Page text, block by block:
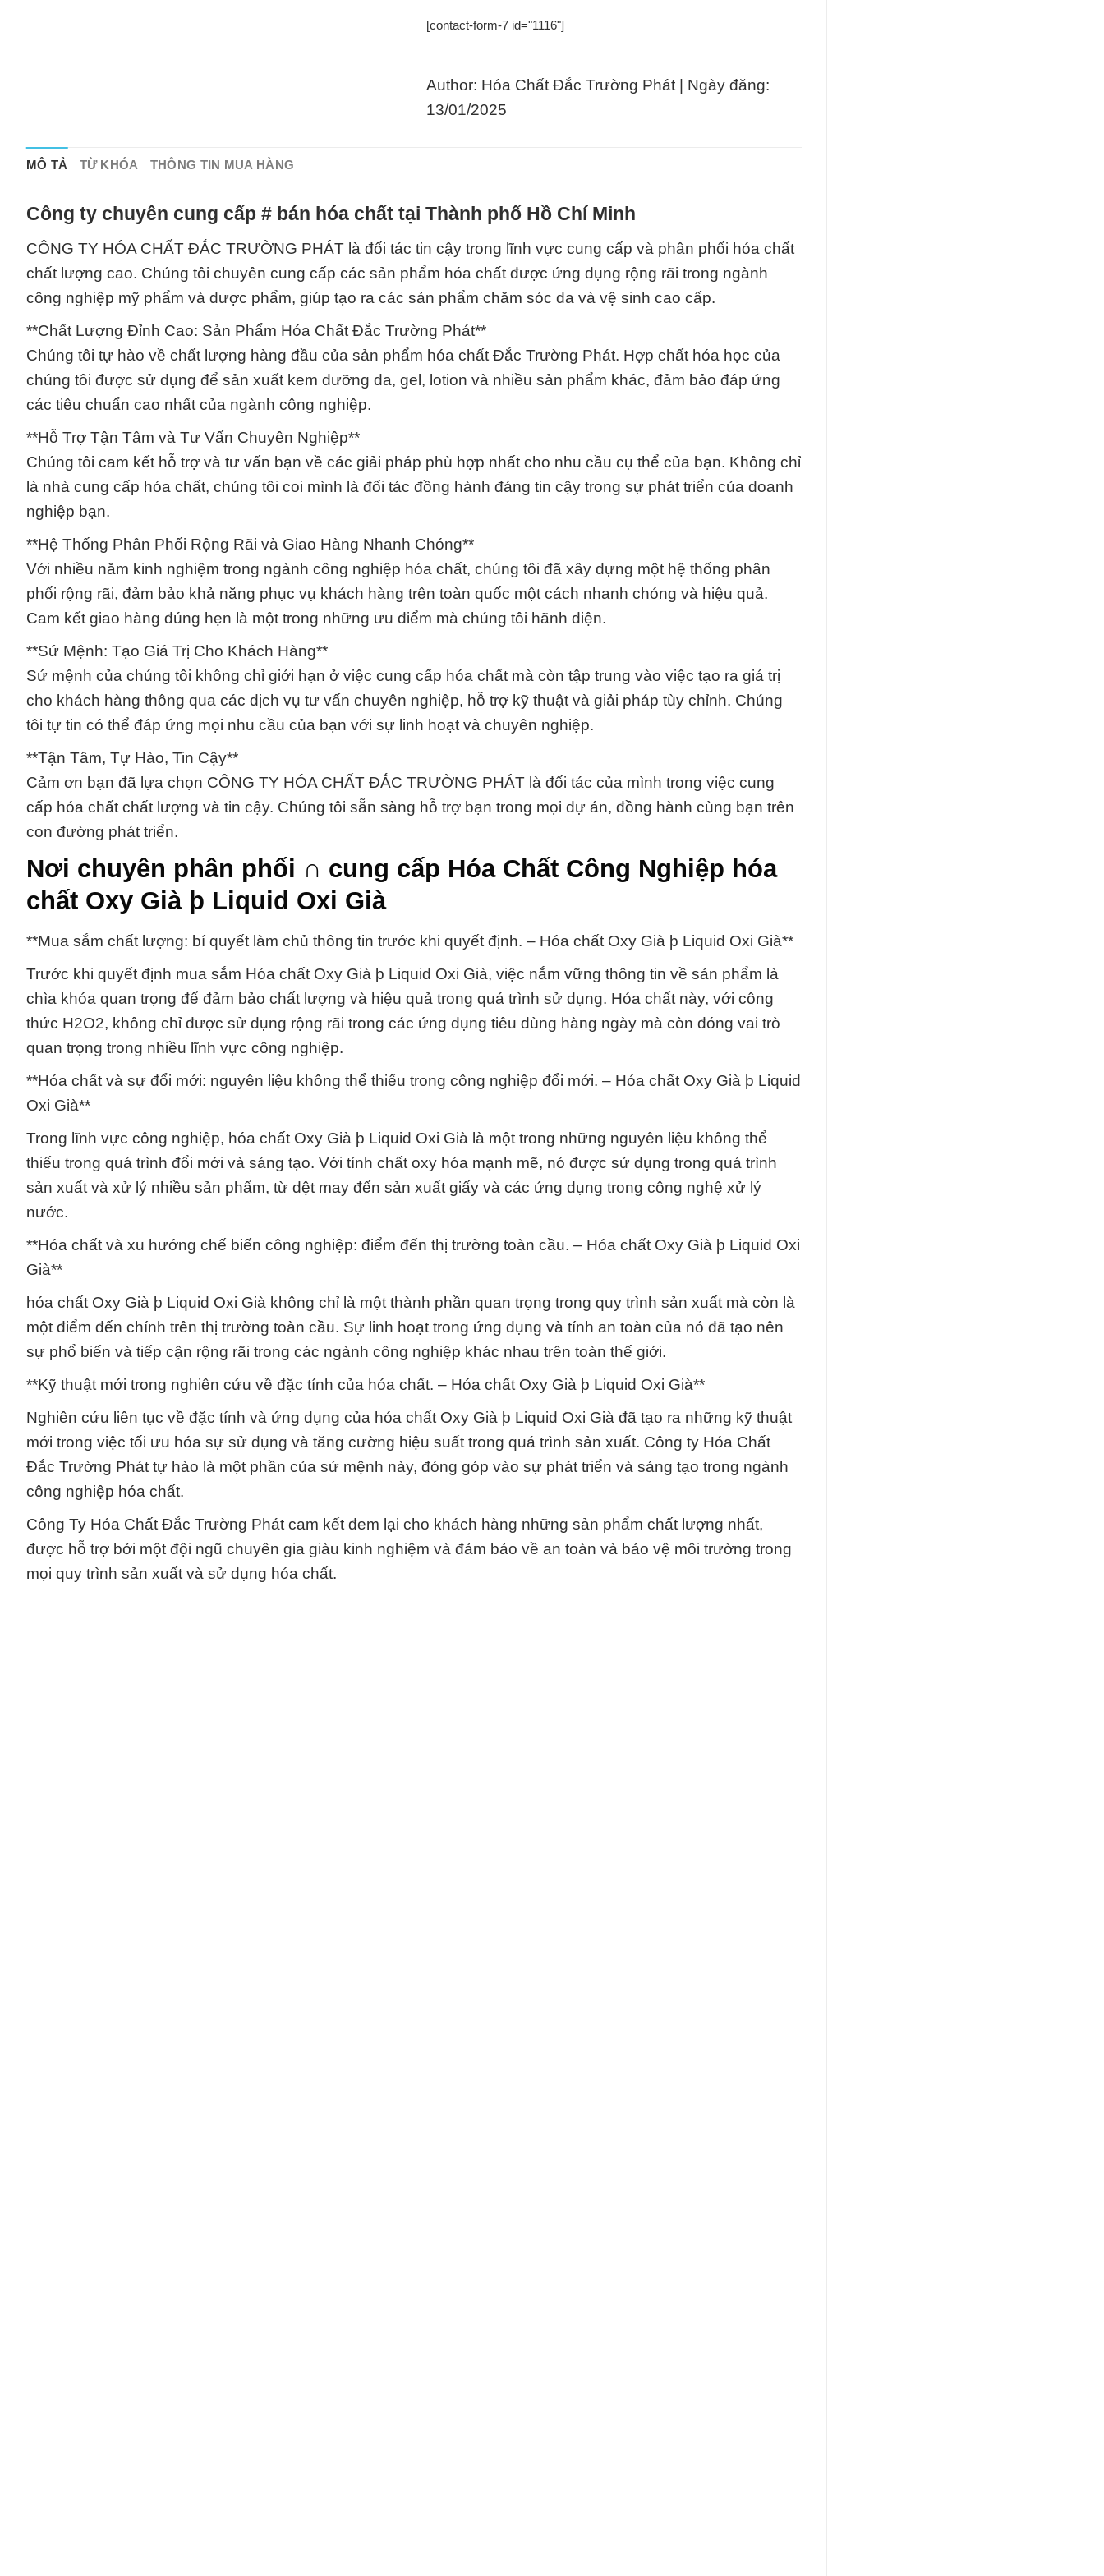
[contact-form-7 id="1116"]
Author: Hóa Chất Đắc Trường Phát | Ngày đăng:
13/01/2025
MÔ TẢ TỪ KHÓA THÔNG TIN MUA HÀNG
Công ty chuyên cung cấp # bán hóa chất tại Thành phố Hồ Chí Minh
CÔNG TY HÓA CHẤT ĐẮC TRƯỜNG PHÁT là đối tác tin cậy trong lĩnh vực cung cấp và phân phối hóa chất
chất lượng cao. Chúng tôi chuyên cung cấp các sản phẩm hóa chất được ứng dụng rộng rãi trong ngành
công nghiệp mỹ phẩm và dược phẩm, giúp tạo ra các sản phẩm chăm sóc da và vệ sinh cao cấp.
**Chất Lượng Đỉnh Cao: Sản Phẩm Hóa Chất Đắc Trường Phát**
Chúng tôi tự hào về chất lượng hàng đầu của sản phẩm hóa chất Đắc Trường Phát. Hợp chất hóa học của
chúng tôi được sử dụng để sản xuất kem dưỡng da, gel, lotion và nhiều sản phẩm khác, đảm bảo đáp ứng
các tiêu chuẩn cao nhất của ngành công nghiệp.
**Hỗ Trợ Tận Tâm và Tư Vấn Chuyên Nghiệp**
Chúng tôi cam kết hỗ trợ và tư vấn bạn về các giải pháp phù hợp nhất cho nhu cầu cụ thể của bạn. Không chỉ
là nhà cung cấp hóa chất, chúng tôi coi mình là đối tác đồng hành đáng tin cậy trong sự phát triển của doanh
nghiệp bạn.
**Hệ Thống Phân Phối Rộng Rãi và Giao Hàng Nhanh Chóng**
Với nhiều năm kinh nghiệm trong ngành công nghiệp hóa chất, chúng tôi đã xây dựng một hệ thống phân
phối rộng rãi, đảm bảo khả năng phục vụ khách hàng trên toàn quốc một cách nhanh chóng và hiệu quả.
Cam kết giao hàng đúng hẹn là một trong những ưu điểm mà chúng tôi hãnh diện.
**Sứ Mệnh: Tạo Giá Trị Cho Khách Hàng**
Sứ mệnh của chúng tôi không chỉ giới hạn ở việc cung cấp hóa chất mà còn tập trung vào việc tạo ra giá trị
cho khách hàng thông qua các dịch vụ tư vấn chuyên nghiệp, hỗ trợ kỹ thuật và giải pháp tùy chỉnh. Chúng
tôi tự tin có thể đáp ứng mọi nhu cầu của bạn với sự linh hoạt và chuyên nghiệp.
**Tận Tâm, Tự Hào, Tin Cậy**
Cảm ơn bạn đã lựa chọn CÔNG TY HÓA CHẤT ĐẮC TRƯỜNG PHÁT là đối tác của mình trong việc cung
cấp hóa chất chất lượng và tin cậy. Chúng tôi sẵn sàng hỗ trợ bạn trong mọi dự án, đồng hành cùng bạn trên
con đường phát triển.
Nơi chuyên phân phối ∩ cung cấp Hóa Chất Công Nghiệp hóa
chất Oxy Già þ Liquid Oxi Già
**Mua sắm chất lượng: bí quyết làm chủ thông tin trước khi quyết định. – Hóa chất Oxy Già þ Liquid Oxi Già**
Trước khi quyết định mua sắm Hóa chất Oxy Già þ Liquid Oxi Già, việc nắm vững thông tin về sản phẩm là
chìa khóa quan trọng để đảm bảo chất lượng và hiệu quả trong quá trình sử dụng. Hóa chất này, với công
thức H2O2, không chỉ được sử dụng rộng rãi trong các ứng dụng tiêu dùng hàng ngày mà còn đóng vai trò
quan trọng trong nhiều lĩnh vực công nghiệp.
**Hóa chất và sự đổi mới: nguyên liệu không thể thiếu trong công nghiệp đổi mới. – Hóa chất Oxy Già þ Liquid
Oxi Già**
Trong lĩnh vực công nghiệp, hóa chất Oxy Già þ Liquid Oxi Già là một trong những nguyên liệu không thể
thiếu trong quá trình đổi mới và sáng tạo. Với tính chất oxy hóa mạnh mẽ, nó được sử dụng trong quá trình
sản xuất và xử lý nhiều sản phẩm, từ dệt may đến sản xuất giấy và các ứng dụng trong công nghệ xử lý
nước.
**Hóa chất và xu hướng chế biến công nghiệp: điểm đến thị trường toàn cầu. – Hóa chất Oxy Già þ Liquid Oxi
Già**
hóa chất Oxy Già þ Liquid Oxi Già không chỉ là một thành phần quan trọng trong quy trình sản xuất mà còn là
một điểm đến chính trên thị trường toàn cầu. Sự linh hoạt trong ứng dụng và tính an toàn của nó đã tạo nên
sự phổ biến và tiếp cận rộng rãi trong các ngành công nghiệp khác nhau trên toàn thế giới.
**Kỹ thuật mới trong nghiên cứu về đặc tính của hóa chất. – Hóa chất Oxy Già þ Liquid Oxi Già**
Nghiên cứu liên tục về đặc tính và ứng dụng của hóa chất Oxy Già þ Liquid Oxi Già đã tạo ra những kỹ thuật
mới trong việc tối ưu hóa sự sử dụng và tăng cường hiệu suất trong quá trình sản xuất. Công ty Hóa Chất
Đắc Trường Phát tự hào là một phần của sứ mệnh này, đóng góp vào sự phát triển và sáng tạo trong ngành
công nghiệp hóa chất.
Công Ty Hóa Chất Đắc Trường Phát cam kết đem lại cho khách hàng những sản phẩm chất lượng nhất,
được hỗ trợ bởi một đội ngũ chuyên gia giàu kinh nghiệm và đảm bảo về an toàn và bảo vệ môi trường trong
mọi quy trình sản xuất và sử dụng hóa chất.